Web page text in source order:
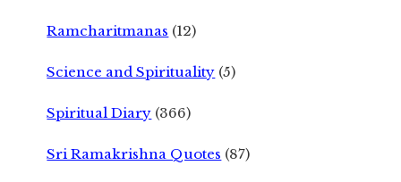
Ramcharitmanas (12)
Science and Spirituality (5)
Spiritual Diary (366)
Sri Ramakrishna Quotes (87)